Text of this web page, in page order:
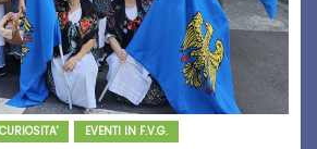
CURIOSITA' EVENTI IN F.V.G.